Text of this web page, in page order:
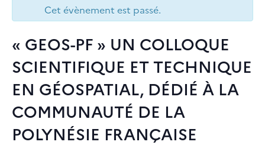
Cet évènement est passé.
« GEOS-PF » UN COLLOQUE
SCIENTIFIQUE ET TECHNIQUE
EN GÉOSPATIAL, DÉDIÉ À LA
COMMUNAUTÉ DE LA
POLYNÉSIE FRANÇAISE